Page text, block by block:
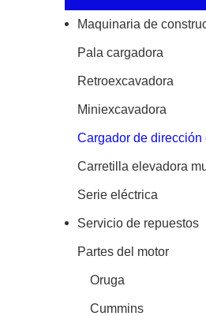
Maquinaria de
Pala cargadora
Retroexcavadora
Miniexcavadora
Serie eléctrica
Servicio de repuestos
Partes del motor
Oruga
Cummins